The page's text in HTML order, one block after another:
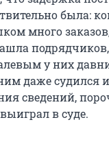
была:
много
у них
даже судился
сведений,
в суде.